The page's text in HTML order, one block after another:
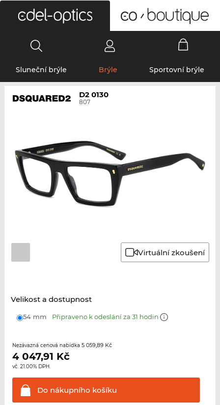
Sluneční brýle Brýle Sportovní brýle
D2 0130
807
Virtuální zkoušení
Velikost a dostupnost
54 mm Připraveno k odeslání za 31 hodin
Nezávazná cenová nabídka 5 059,89 Kč
4 047,91 Kč
vč. 21.00% DPH.
Do nákupního košíku